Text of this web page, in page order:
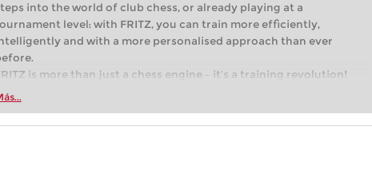
into the world of club chess, or already playing at a
level: with FRITZ, you can train more efficiently,
and with a more personalised approach than ever
is more than just a chess engine – it’s a training revolution!
you’re taking your first steps into the world of club chess,
efficiently, intelligently and with a more personalised